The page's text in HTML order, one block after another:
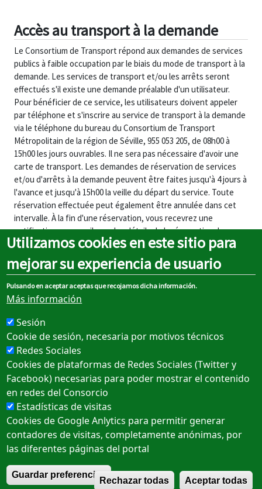
Accès au transport à la demande
Le Consortium de Transport répond aux demandes de services
publics à faible occupation par le biais du mode de transport à la
demande. Les services de transport et/ou les arrêts seront
effectués s'il existe une demande préalable d'un utilisateur.
Pour bénéficier de ce service, les utilisateurs doivent appeler
par téléphone et s'inscrire au service de transport à la demande
via le téléphone du bureau du Consortium de Transport
Métropolitain de la région de Séville, 955 053 205, de 08h00 à
15h00 les jours ouvrables. Il ne sera pas nécessaire d'avoir une
carte de transport. Les demandes de réservation de services
et/ou d'arrêts à la demande peuvent être faites jusqu'à 4 jours à
l'avance et jusqu'à 15h00 la veille du départ du service. Toute
réservation effectuée peut également être annulée dans cet
intervalle. À la fin d'une réservation, vous recevrez une
notification par e-mail avec les détails de la réservation. Le
Consortium se réserve le droit de suspendre un compte s'il
détecte un non-respect répété des conditions d'utilisation,
tout en informant ledit utilisateur de cette situation afin qu'il
puisse apporter les clarifications nécessaires.
Sobre el portal
Mentions légales
Politique des cookies
Politique de confidentialité
Utilizamos cookies en este sitio para
mejorar su experiencia de usuario
Pulsando en aceptar aceptas que recojamos dicha información.
Más información
Sesión
Cookie de sesión, necesaria por motivos técnicos
Redes Sociales
Cookies de plataformas de Redes Sociales (Twitter y
Facebook) necesarias para poder mostrar el contenido
en redes del Consorcio
Estadísticas de visitas
Cookies de Google Anlytics para permitir generar
contadores de visitas, completamente anónimas, por
las diferentes páginas del portal
Guardar preferencias
Rechazar todas Aceptar todas